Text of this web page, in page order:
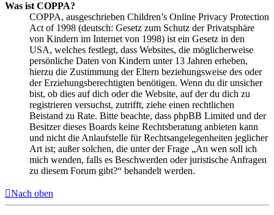
Was ist COPPA?
COPPA, ausgeschrieben Children’s Online Privacy Protection
Act of 1998 (deutsch: Gesetz zum Schutz der Privatsphäre
von Kindern im Internet von 1998) ist ein Gesetz in den
USA, welches festlegt, dass Websites, die möglicherweise
persönliche Daten von Kindern unter 13 Jahren erheben,
hierzu die Zustimmung der Eltern beziehungsweise des oder
der Erziehungsberechtigten benötigen. Wenn du dir unsicher
bist, ob dies auf dich oder die Website, auf der du dich zu
registrieren versuchst, zutrifft, ziehe einen rechtlichen
Beistand zu Rate. Bitte beachte, dass phpBB Limited und der
Besitzer dieses Boards keine Rechtsberatung anbieten kann
und nicht die Anlaufstelle für Rechtsangelegenheiten jeglicher
Art ist; außer solchen, die unter der Frage „An wen soll ich
mich wenden, falls es Beschwerden oder juristische Anfragen
zu diesem Forum gibt?“ behandelt werden.
Nach oben